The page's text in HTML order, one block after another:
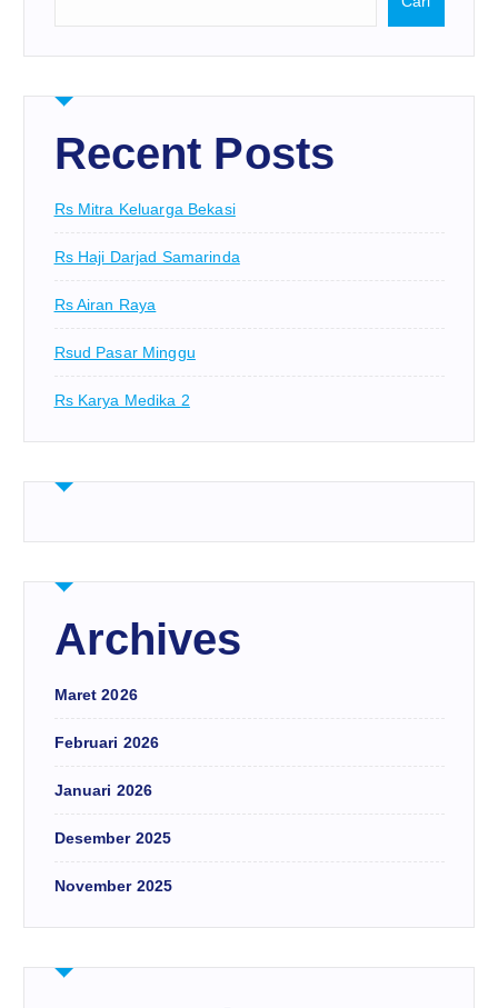
Recent Posts
Rs Mitra Keluarga Bekasi
Rs Haji Darjad Samarinda
Rs Airan Raya
Rsud Pasar Minggu
Rs Karya Medika 2
Archives
Maret 2026
Februari 2026
Januari 2026
Desember 2025
November 2025